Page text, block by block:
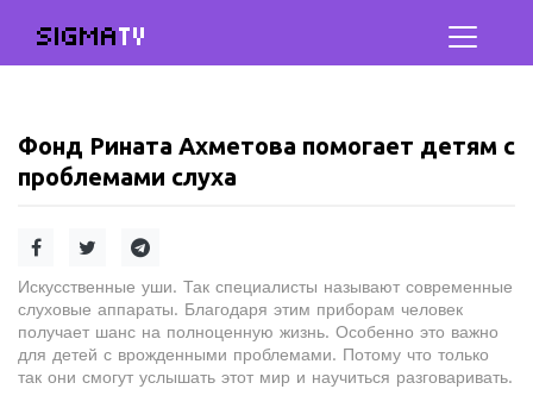
SIGMATV
Фонд Рината Ахметова помогает детям с
проблемами слуха
Искусственные уши. Так специалисты называют современные
слуховые аппараты. Благодаря этим приборам человек
получает шанс на полноценную жизнь. Особенно это важно
для детей с врожденными проблемами. Потому что только
так они смогут услышать этот мир и научиться разговаривать.